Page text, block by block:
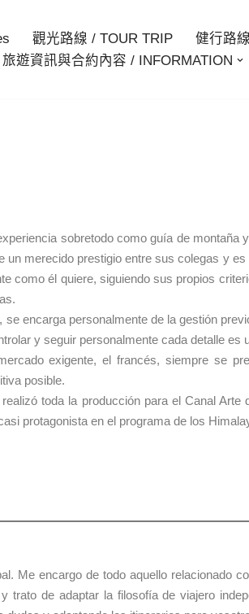
觀光路線 / TOUR TRIP 健行路
旅遊資訊與合約內容 / INFORMATION
sobretodo como guía de montaña
un merecido prestigio entre sus colegas y
como él quiere, siguiendo sus propios
se encarga personalmente de la gestión
y seguir personalmente cada detalle es
exigente, el francés, siempre se
posible.
toda la producción para el Canal
protagonista en el programa de los
Me encargo de todo aquello relacionado
trato de adaptar la filosofía de viajero